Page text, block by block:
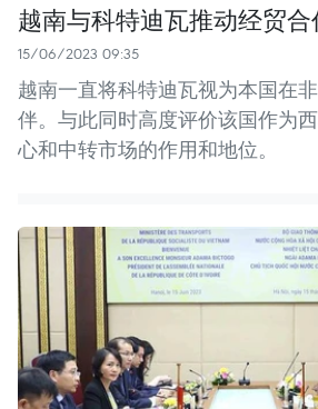
越南与科特迪瓦推动经贸合
15/06/2023 09:35
越南一直将科特迪瓦视为本国在
伴。与此同时高度评价该国作为
心和中转市场的作用和地位。